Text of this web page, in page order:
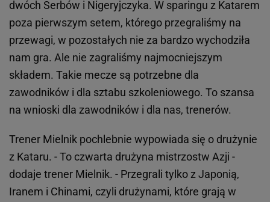
dwóch Serbów i Nigeryjczyka. W sparingu z Katarem
poza pierwszym setem, którego przegraliśmy na
przewagi, w pozostałych nie za bardzo wychodziła
nam gra. Ale nie zagraliśmy najmocniejszym
składem. Takie mecze są potrzebne dla
zawodników i dla sztabu szkoleniowego. To szansa
na wnioski dla zawodników i dla nas, trenerów.
Trener Mielnik pochlebnie wypowiada się o drużynie
z Kataru. - To czwarta drużyna mistrzostw Azji -
dodaje trener Mielnik. - Przegrali tylko z Japonią,
Iranem i Chinami, czyli drużynami, które grają w